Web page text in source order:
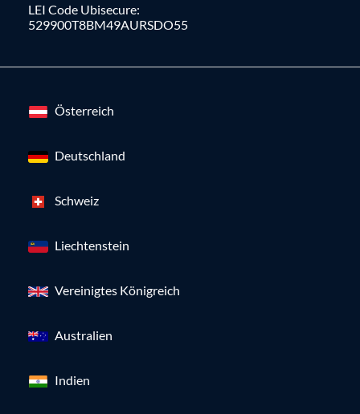
LEI Code Ubisecure:
529900T8BM49AURSDO55
Österreich
Deutschland
Schweiz
Liechtenstein
Vereinigtes Königreich
Australien
Indien